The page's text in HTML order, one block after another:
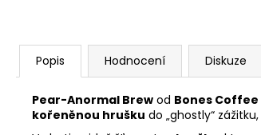
Popis Hodnocení Diskuze
Pear-Anormal Brew od Bones
kořeněnou hrušku do „ghostly“